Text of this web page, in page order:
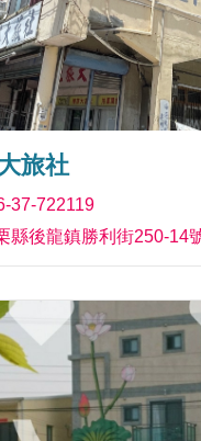
旅社
37-722119
縣後龍鎮勝利街250-14